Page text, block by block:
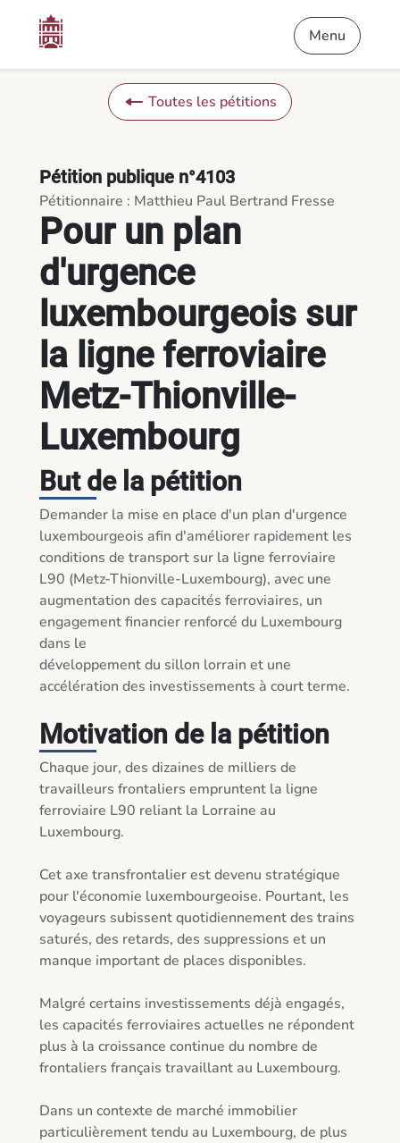
Pour un plan d'urgence luxembourgeois sur la ligne
Menu
Toutes les pétitions
Pour un plan
d'urgence
luxembourgeois sur
la ligne ferroviaire
Metz-Thionville-
Luxembourg
Pétition publique n°4103
Pétitionnaire : Matthieu Paul Bertrand Fresse
But de la pétition
Demander la mise en place d'un plan d'urgence
luxembourgeois afin d'améliorer rapidement les
conditions de transport sur la ligne ferroviaire
L90 (Metz-Thionville-Luxembourg), avec une
augmentation des capacités ferroviaires, un
engagement financier renforcé du Luxembourg
dans le
développement du sillon lorrain et une
accélération des investissements à court terme.
Motivation de la pétition
Chaque jour, des dizaines de milliers de
travailleurs frontaliers empruntent la ligne
ferroviaire L90 reliant la Lorraine au
Luxembourg.
Cet axe transfrontalier est devenu stratégique
pour l'économie luxembourgeoise. Pourtant, les
voyageurs subissent quotidiennement des trains
saturés, des retards, des suppressions et un
manque important de places disponibles.
Malgré certains investissements déjà engagés,
les capacités ferroviaires actuelles ne répondent
plus à la croissance continue du nombre de
frontaliers français travaillant au Luxembourg.
Dans un contexte de marché immobilier
particulièrement tendu au Luxembourg, de plus